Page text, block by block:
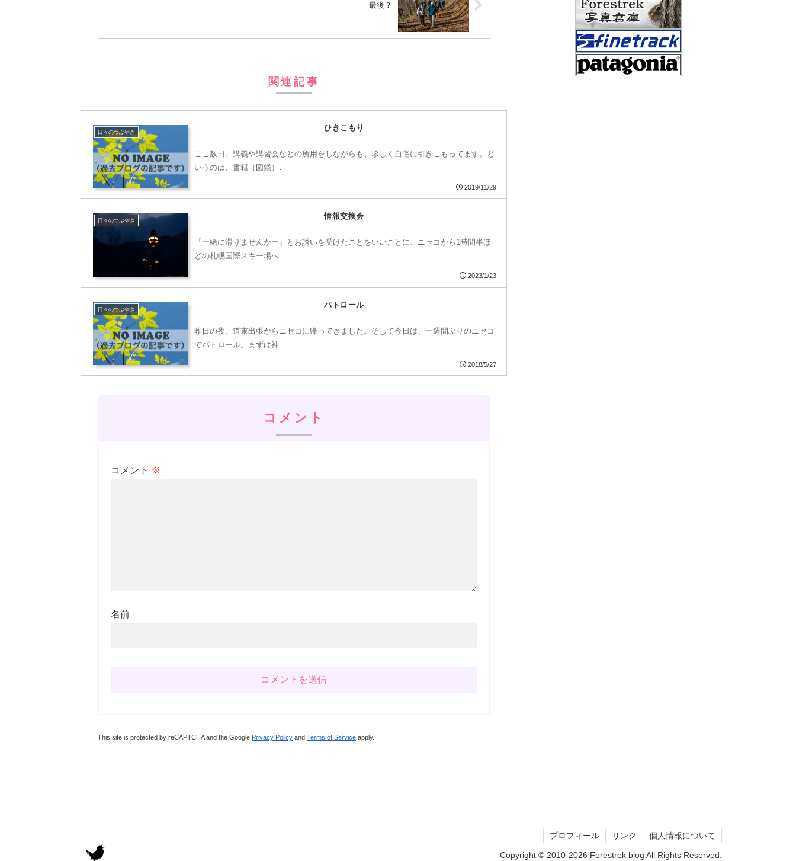
最後？
関連記事
日々のつぶやき
ひきこもり
ここ数日、講義や講習会などの所用をしながらも、珍しく自宅に引きこもってます。と
いうのは、書籍（図鑑）…
2019/11/29
日々のつぶやき
情報交換会
『一緒に滑りませんかー』とお誘いを受けたことをいいことに、ニセコから1時間半ほ
どの札幌国際スキー場へ…
2023/1/23
日々のつぶやき
パトロール
昨日の夜、道東出張からニセコに帰ってきました。そして今日は、一週間ぶりのニセコ
でパトロール。まずは神…
2018/5/27
コメント
コメント ※
名前
This site is protected by reCAPTCHA and the Google Privacy Policy and Terms of Service apply.
プロフィール リンク 個人情報について
Copyright © 2010-2026 Forestrek blog All Rights Reserved.